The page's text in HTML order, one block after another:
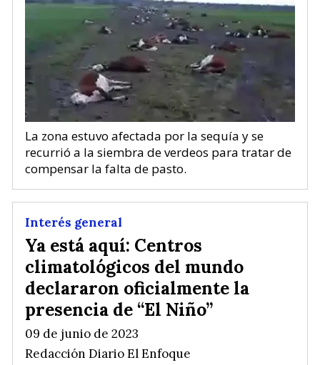
La zona estuvo afectada por la sequía y se
recurrió a la siembra de verdeos para tratar de
compensar la falta de pasto.
Ya está aquí: Centros
climatológicos del mundo
declararon oficialmente la
presencia de “El Niño”
Redacción Diario El Enfoque
Interés general
09 de junio de 2023